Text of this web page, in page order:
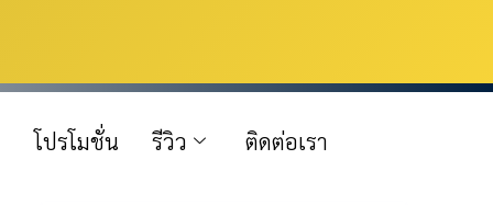
โปรโมชั่น รีวิว ติดต่อเรา